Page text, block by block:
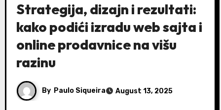
Strategija, dizajn i rezultati:
kako podići izradu web sajta i
online prodavnice na višu
razinu
By Paulo Siqueira August 13, 2025